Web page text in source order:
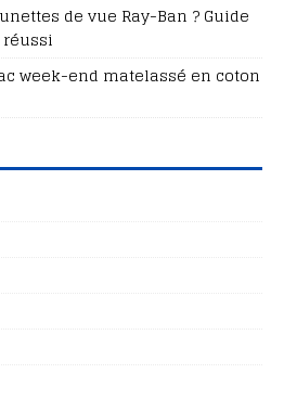
de vue Ray-Ban ? Guide
week-end matelassé en coton